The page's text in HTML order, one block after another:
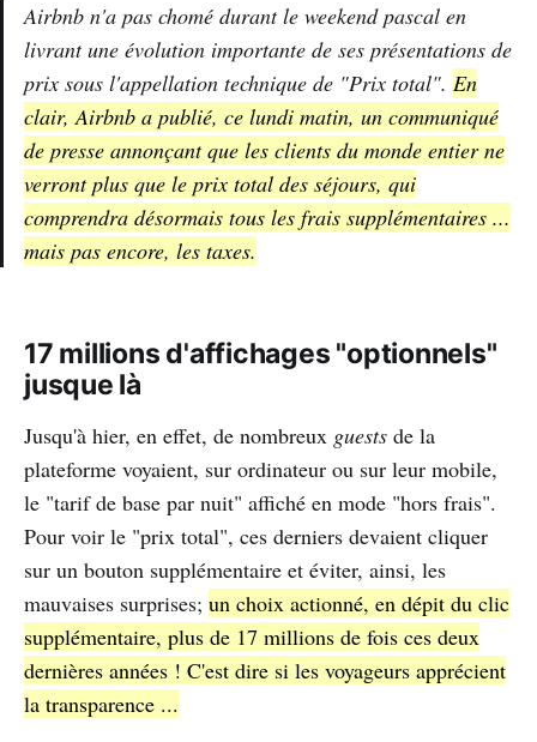
Airbnb n'a pas chomé durant le weekend pascal en
livrant une évolution importante de ses présentations de
prix sous l'appellation technique de "Prix total". En
clair, Airbnb a publié, ce lundi matin, un communiqué
de presse annonçant que les clients du monde entier ne
verront plus que le prix total des séjours, qui
comprendra désormais tous les frais supplémentaires ...
mais pas encore, les taxes.
17 millions d'affichages "optionnels"
jusque là
Jusqu'à hier, en effet, de nombreux guests de la
plateforme voyaient, sur ordinateur ou sur leur mobile,
le "tarif de base par nuit" affiché en mode "hors frais".
Pour voir le "prix total", ces derniers devaient cliquer
sur un bouton supplémentaire et éviter, ainsi, les
mauvaises surprises; un choix actionné, en dépit du clic
supplémentaire, plus de 17 millions de fois ces deux
dernières années ! C'est dire si les voyageurs apprécient
la transparence ...